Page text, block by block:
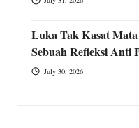
Luka Tak Kasat
Sebuah Refleksi Anti
July 30, 2026